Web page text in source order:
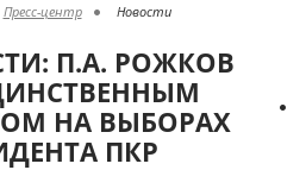
Пресс-центр Новости
П.А. РОЖКОВ
НА ВЫБОРАХ
ПКР